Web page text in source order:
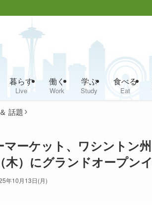
暮らす
Live
働く
Work
学ぶ
Study
食べる
Eat
話題
ーケット、ワシントン
木）にグランドオープン
年10月13日(月)